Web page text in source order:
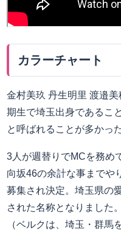
カラーチャート
金村美玖 丹生明里 渡邉
期生で埼玉出身であるこ
と呼ばれることが多かっ
3人が週替りでMCを務め
向坂46の余計な事までや
募集され決定。埼玉県の
された名称となりました。
（ベルクは、埼玉・群馬